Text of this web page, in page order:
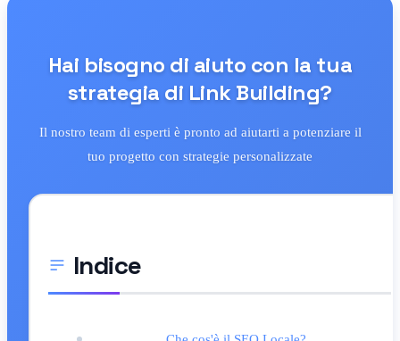
Hai bisogno di aiuto con la tua
strategia di Link Building?
Il nostro team di esperti è pronto ad aiutarti a potenziare il
tuo progetto con strategie personalizzate
Indice